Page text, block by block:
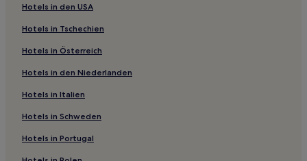
Hotels nahe Djerba Golf Club
Zarzis Hotels
Hotels nahe Djerbahood
Mezraia Hotels
Hotels mit Pool in Djerba Ajim
Luxus in Aghir
Hotels mit Fitnessbereich in Aghir
Familien in Djerba Midun
Hotels in den USA
Hotels in Tschechien
Hotels in Österreich
Hotels in den Niederlanden
Hotels in Italien
Hotels in Schweden
Hotels in Portugal